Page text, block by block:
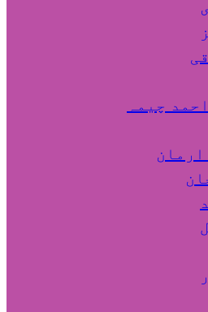
چیمہ